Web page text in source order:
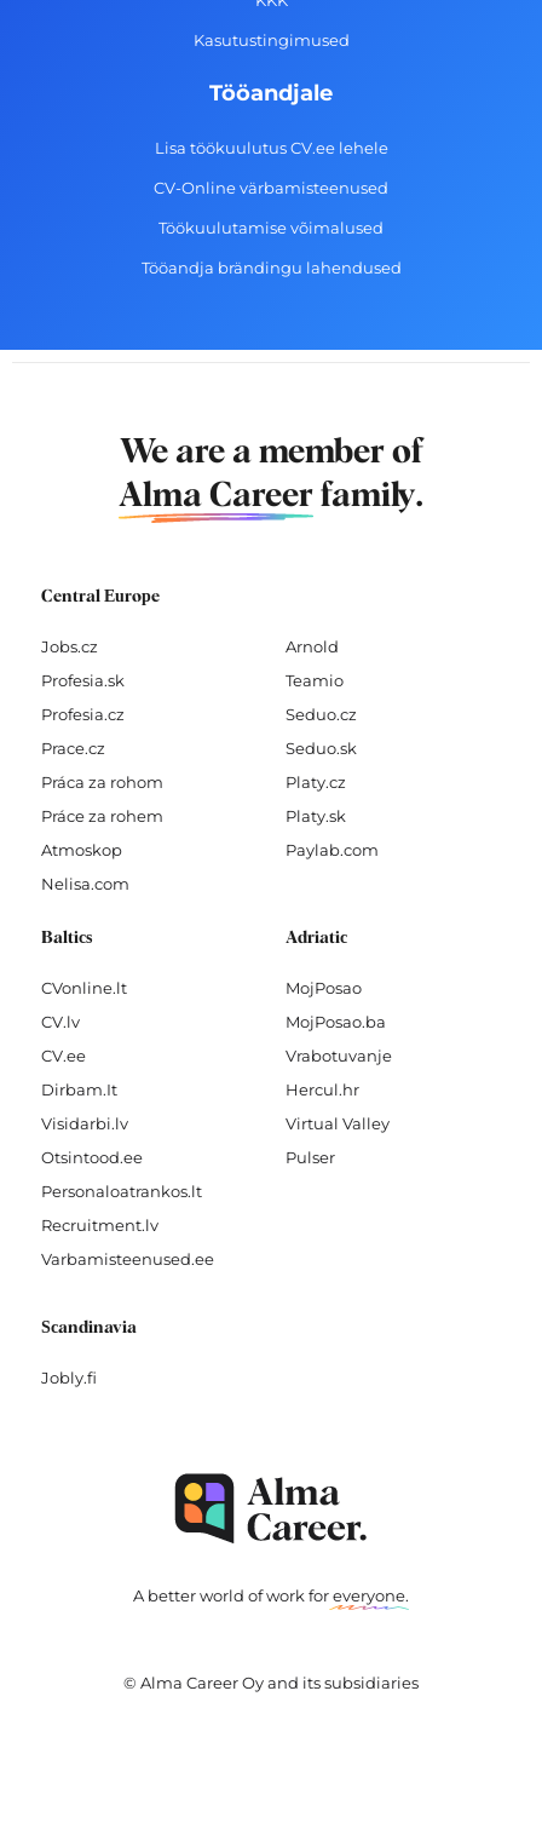
Kasutustingimused
Tööandjale
Lisa töökuulutus CV.ee lehele
CV-Online värbamisteenused
Töökuulutamise võimalused
Tööandja brändingu lahendused
We are a member of
Alma Career family.
Central Europe
Jobs.cz
Profesia.sk
Profesia.cz
Prace.cz
Práca za rohom
Práce za rohem
Atmoskop
Nelisa.com
Arnold
Teamio
Seduo.cz
Seduo.sk
Platy.cz
Platy.sk
Paylab.com
Baltics
CVonline.lt
CV.lv
CV.ee
Dirbam.It
Visidarbi.lv
Otsintood.ee
Personaloatrankos.lt
Recruitment.lv
Varbamisteenused.ee
Adriatic
MojPosao
MojPosao.ba
Vrabotuvanje
Hercul.hr
Virtual Valley
Pulser
Scandinavia
Jobly.fi
A better world of work foreveryone.
© Alma Career Oy and its subsidiaries